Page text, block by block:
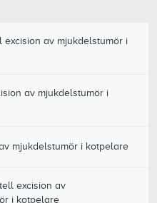
excision av mjukdelstumör i
av mjukdelstumör i
mjukdelstumör i kotpelare
excision av
i kotpelare